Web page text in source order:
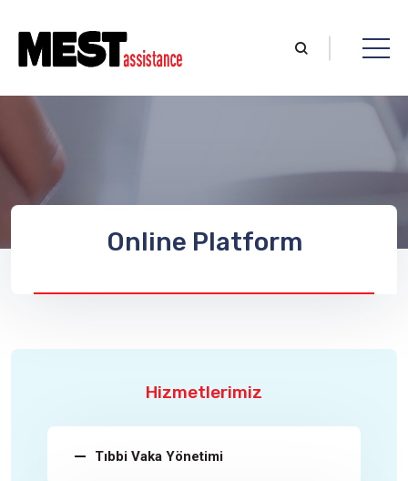
Online Platform
Hizmetlerimiz
Tıbbi Vaka Yönetimi